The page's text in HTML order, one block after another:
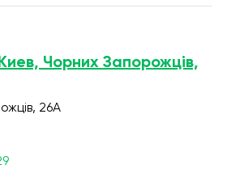
Чорних Запорожців,
26А